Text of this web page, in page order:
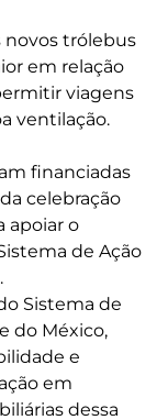
trólebus
em relação
viagens
ventilação.
financiadas
celebração
apoiar o
de Ação
Sistema de
do México,
e
em
dessa